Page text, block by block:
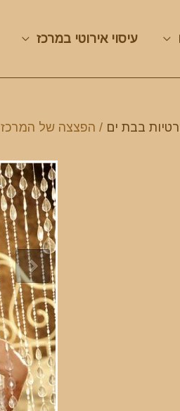
עיסוי אירוטי במרכז
בבת ים / הפצצה של המרכז